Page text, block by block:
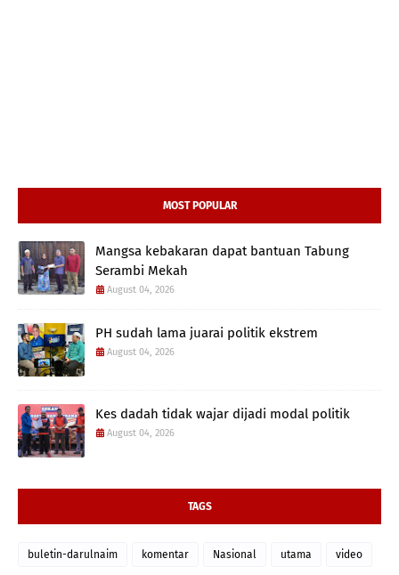
MOST POPULAR
Mangsa kebakaran dapat bantuan Tabung
Serambi Mekah
August 04, 2026
PH sudah lama juarai politik ekstrem
August 04, 2026
Kes dadah tidak wajar dijadi modal politik
August 04, 2026
TAGS
buletin-darulnaim komentar Nasional utama video